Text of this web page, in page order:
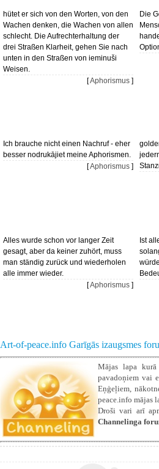
hütet er sich von den Worten, von den
Wachen denken, die Wachen von allen
schlecht. Die Aufrechterhaltung der
drei Straßen Klarheit, gehen Sie nach
unten in den Straßen von ieminuši
Weisen.
[Aphorismus ]
Die
Ich brauche nicht einen Nachruf - eher
besser nodrukājiet meine Aphorismen.
[Aphorismus ]
Alles wurde schon vor langer Zeit
gesagt, aber da keiner zuhört, muss
man ständig zurück und wiederholen
alle immer wieder.
[Aphorismus ]
Ist
Art-of-peace.info Garīgās izaugsmes
Mājas lapa
pavadoņiem vai
Eņģeļiem,
peace.info mājas
Droši vari arī
Channelinga